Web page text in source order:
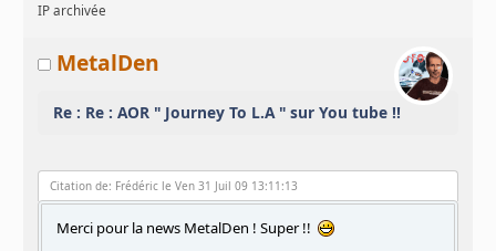
IP archivée
MetalDen
Re : Re : AOR " Journey To L.A " sur You tube !!
Citation de: Frédéric le Ven 31 Juil 09 13:11:13
Merci pour la news MetalDen ! Super !!